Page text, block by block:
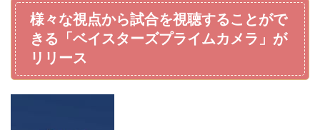
様々な視点から試合を視聴することがで
きる「ベイスターズプライムカメラ」が
リリース